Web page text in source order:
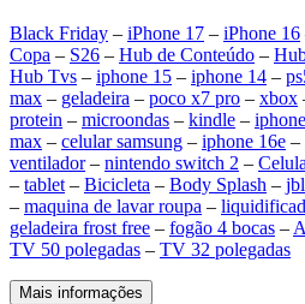
Black Friday – iPhone 17 – iPhone 16
Copa – S26 – Hub de Conteúdo –
Hub Tvs – iphone 15 – iphone 14 –
max – geladeira – poco x7 pro – xbox
protein – microondas – kindle –
max – celular samsung – iphone 16e –
ventilador– nintendo switch 2 –
– tablet – Bicicleta – Body Splash – jbl
– maquina de lavar roupa –
geladeira frost free – fogão 4 bocas –
TV 50 polegadas – TV 32 polegadas
Mais informações